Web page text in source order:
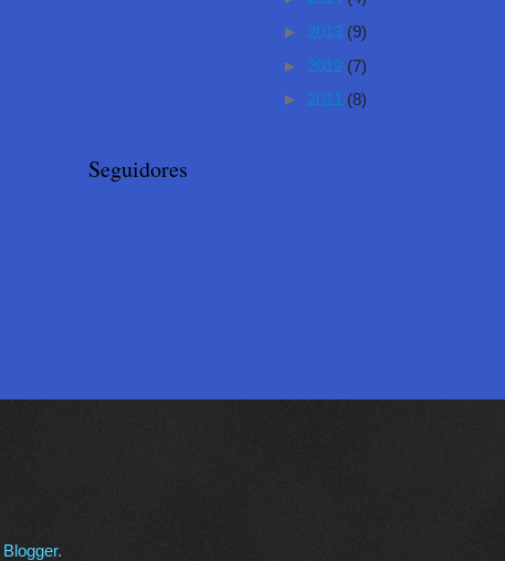
► 2013 (9)
► 2012 (7)
► 2011 (8)
Seguidores
Blogger.